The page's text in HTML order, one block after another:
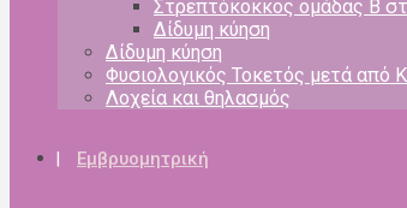
Στρεπτόκοκκος ομάδας Β
Δίδυμη κύηση
Δίδυμη κύηση
Φυσιολογικός Τοκετός μετά από
Λοχεία και θηλασμός
Εμβρυομητρική